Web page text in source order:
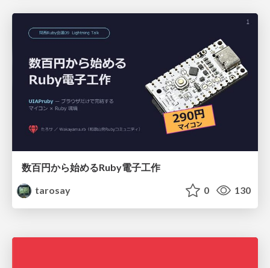
数百円から始めるRuby電子工作
tarosay
0 130